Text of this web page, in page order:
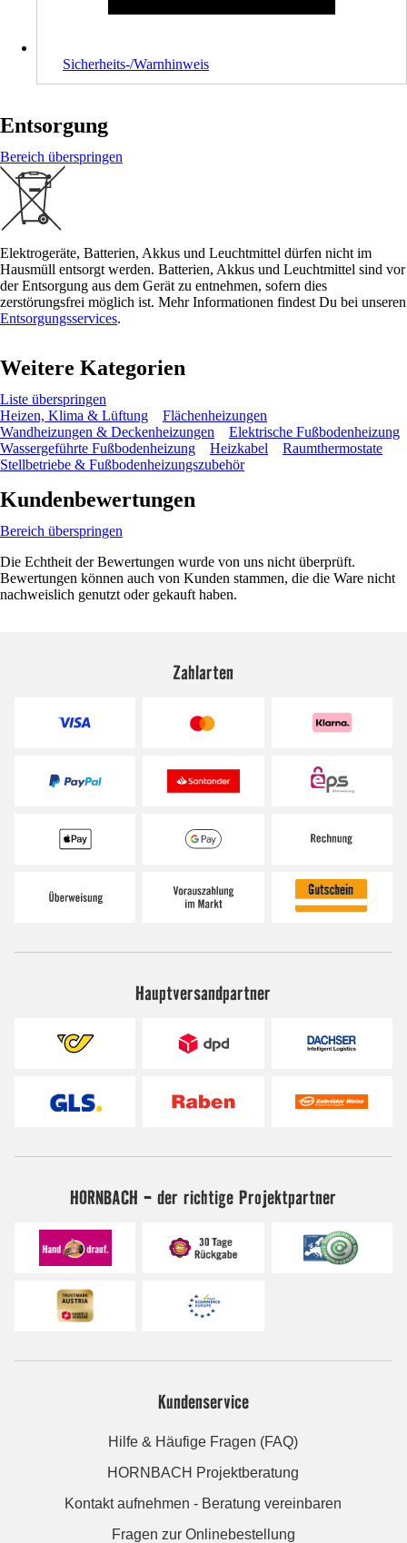
Sicherheits-/Warnhinweis
Entsorgung
Bereich überspringen
Elektrogeräte, Batterien, Akkus und Leuchtmittel dürfen nicht im
Hausmüll entsorgt werden. Batterien, Akkus und Leuchtmittel sind vor
der Entsorgung aus dem Gerät zu entnehmen, sofern dies
zerstörungsfrei möglich ist. Mehr Informationen findest Du bei unseren
Entsorgungsservices.
Weitere Kategorien
Liste überspringen
Heizen, Klima & Lüftung
Flächenheizungen
Wandheizungen & Deckenheizungen
Elektrische Fußbodenheizung
Wassergeführte Fußbodenheizung
Heizkabel
Raumthermostate
Stellbetriebe & Fußbodenheizungszubehör
Kundenbewertungen
Bereich überspringen
Die Echtheit der Bewertungen wurde von uns nicht überprüft.
Bewertungen können auch von Kunden stammen, die die Ware nicht
nachweislich genutzt oder gekauft haben.
Zahlarten
Hauptversandpartner
HORNBACH - der richtige Projektpartner
Kundenservice
Hilfe & Häufige Fragen (FAQ)
HORNBACH Projektberatung
Kontakt aufnehmen - Beratung vereinbaren
Fragen zur Onlinebestellung